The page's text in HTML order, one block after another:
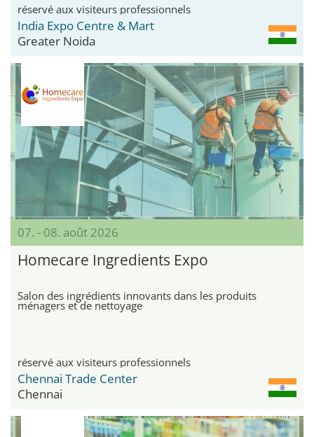
réservé aux visiteurs professionnels
India Expo Centre & Mart
Greater Noida
07. - 08. août 2026
Homecare Ingredients Expo
Salon des ingrédients innovants dans les produits
ménagers et de nettoyage
réservé aux visiteurs professionnels
Chennai Trade Center
Chennai